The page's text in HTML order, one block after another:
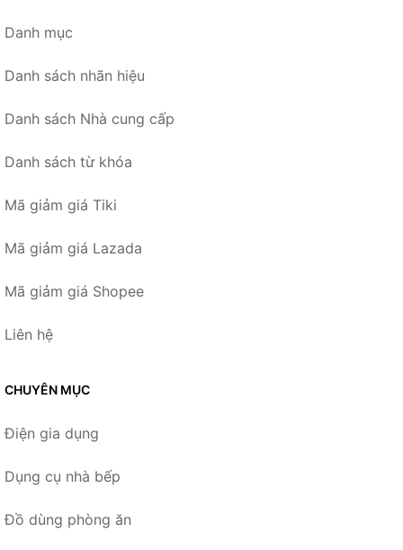
Danh mục
Danh sách nhãn hiệu
Danh sách Nhà cung cấp
Danh sách từ khóa
Mã giảm giá Tiki
Mã giảm giá Lazada
Mã giảm giá Shopee
Liên hệ
CHUYÊN MỤC
Điện gia dụng
Dụng cụ nhà bếp
Đồ dùng phòng ăn